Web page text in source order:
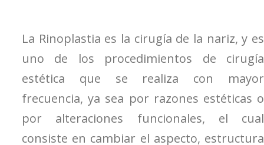
La Rinoplastia es la cirugía de la nariz, y es
uno de los procedimientos de cirugía
estética que se realiza con mayor
frecuencia, ya sea por razones estéticas o
por alteraciones funcionales, el cual
consiste en cambiar el aspecto, estructura